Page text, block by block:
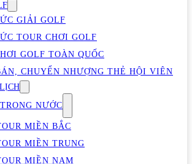
GIẢI GOLF
TOUR CHƠI GOLF
GOLF TOÀN QUỐC
CHUYỂN NHƯỢNG THẺ HỘI VIÊN
NƯỚC
MIỀN BẮC
MIỀN TRUNG
MIỀN NAM